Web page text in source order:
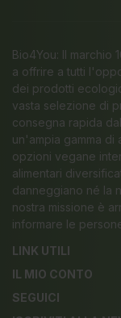
Bio4You: Il marchio
a offrire a tutti
dei prodotti
vasta selezione di
consegna rapida
un'ampia gamma di
opzioni vegane
alimentari
danneggiano né la
nostra missione è
informare le
LINK UTILI
IL MIO CONTO
SEGUICI